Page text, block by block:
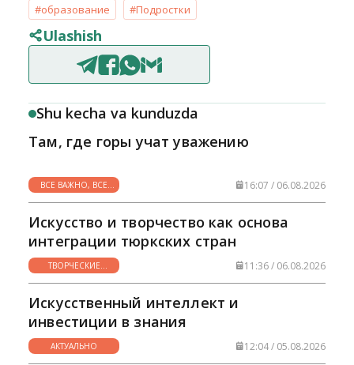
#образование #Подростки
Ulashish
Shu kecha va kunduzda
Там, где горы учат уважению
ВСЕ ВАЖНО, ВСЕ
НУЖНО
16:07 / 06.08.2026
Искусство и творчество как основа
интеграции тюркских стран
ТВОРЧЕСКИЕ
ГОРИЗОНТЫ
11:36 / 06.08.2026
Искусственный интеллект и
инвестиции в знания
АКТУАЛЬНО 12:04 / 05.08.2026